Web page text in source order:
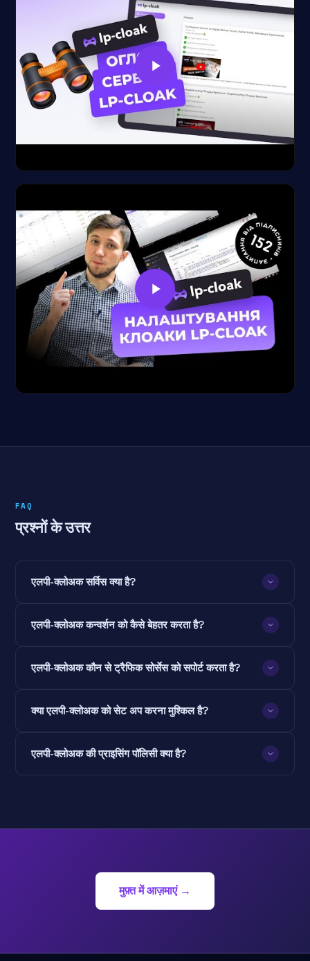
FAQ
प्रश्नों के उत्तर
एलपी-क्लोअक सर्विस क्या है?
एलपी-क्लोअक कन्वर्शन को कैसे बेहतर करता है?
एलपी-क्लोअक कौन से ट्रैफिक सोर्सेस को सपोर्ट करता है?
क्या एलपी-क्लोअक को सेट अप करना मुश्किल है?
एलपी-क्लोअक की प्राइसिंग पॉलिसी क्या है?
मुफ़्त में आज़माएं →